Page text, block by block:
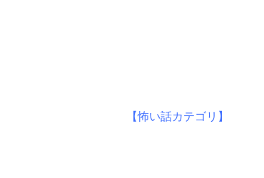
【怖い話カテゴリ】